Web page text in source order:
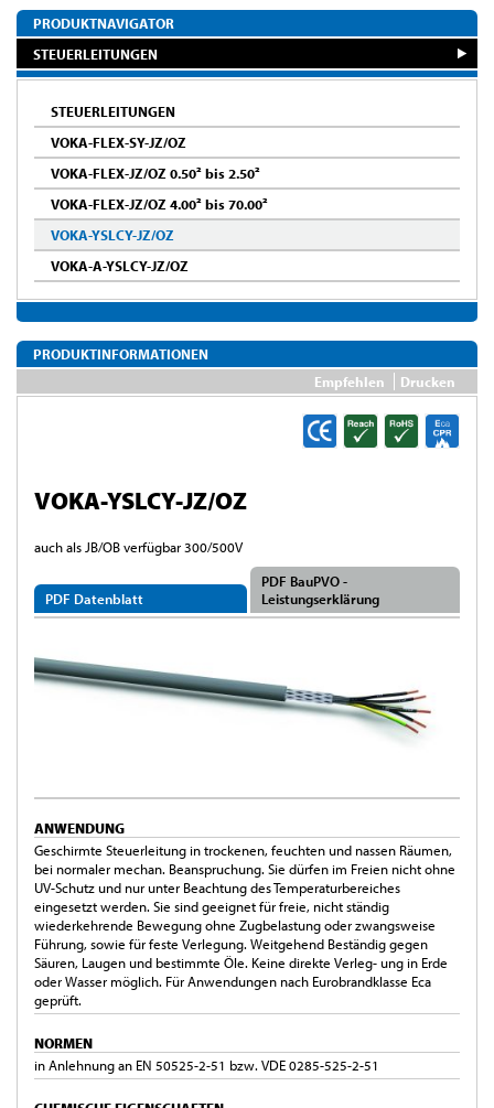
PRODUKTNAVIGATOR
STEUERLEITUNGEN
STEUERLEITUNGEN
VOKA-FLEX-SY-JZ/OZ
VOKA-FLEX-JZ/OZ 0.50² bis 2.50²
VOKA-FLEX-JZ/OZ 4.00² bis 70.00²
VOKA-YSLCY-JZ/OZ
VOKA-A-YSLCY-JZ/OZ
PRODUKTINFORMATIONEN
Empfehlen
Drucken
VOKA-YSLCY-JZ/OZ
auch als JB/OB verfügbar 300/500V
PDF Datenblatt
PDF BauPVO -
Leistungserklärung
ANWENDUNG
Geschirmte Steuerleitung in trockenen, feuchten und nassen Räumen,
bei normaler mechan. Beanspruchung. Sie dürfen im Freien nicht ohne
UV-Schutz und nur unter Beachtung des Temperaturbereiches
eingesetzt werden. Sie sind geeignet für freie, nicht ständig
wiederkehrende Bewegung ohne Zugbelastung oder zwangsweise
Führung, sowie für feste Verlegung. Weitgehend Beständig gegen
Säuren, Laugen und bestimmte Öle. Keine direkte Verleg- ung in Erde
oder Wasser möglich. Für Anwendungen nach Eurobrandklasse Eca
geprüft.
NORMEN
in Anlehnung an EN 50525-2-51 bzw. VDE 0285-525-2-51